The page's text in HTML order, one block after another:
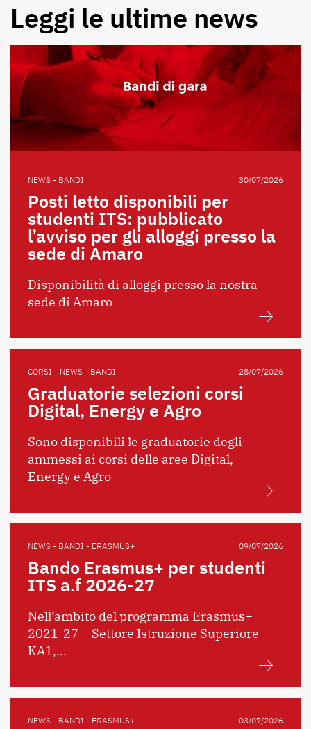
Leggi le ultime news
NEWS - BANDI 30/07/2026
Posti letto disponibili per
studenti ITS: pubblicato
l’avviso per gli alloggi presso la
sede di Amaro
Disponibilità di alloggi presso la nostra
sede di Amaro
CORSI - NEWS - BANDI 28/07/2026
Graduatorie selezioni corsi
Digital, Energy e Agro
Sono disponibili le graduatorie degli
ammessi ai corsi delle aree Digital,
Energy e Agro
NEWS - BANDI - ERASMUS+ 09/07/2026
Bando Erasmus+ per studenti
ITS a.f 2026-27
Nell’ambito del programma Erasmus+
2021-27 – Settore Istruzione Superiore
KA1,...
NEWS - BANDI - ERASMUS+ 03/07/2026